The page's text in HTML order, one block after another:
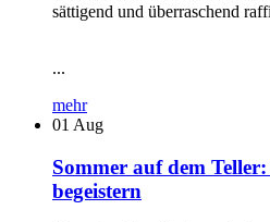
sättigend und überraschend
...
mehr
01 Aug
Sommer auf dem Teller:
begeistern